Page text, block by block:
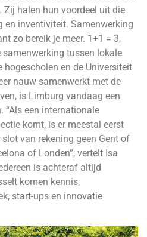
halen hun voordeel uit die
en inventiviteit. Samenwerking
zo bereik je meer. 1+1 = 3,
tussen lokale
hogescholen en de Universiteit
nauw samenwerkt met de
is Limburg vandaag een
“Als een internationale
komt, is er meestal eerst
van rekening geen Gent of
of Londen”, vertelt Isa
is achteraf altijd
komen kennis,
start-ups en innovatie